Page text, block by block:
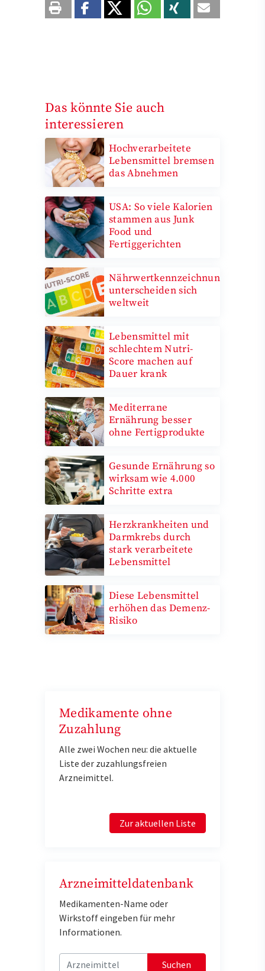
Das könnte Sie auch
interessieren
Hochverarbeitete
Lebensmittel bremsen
das Abnehmen
USA: So viele Kalorien
stammen aus Junk
Food und
Fertiggerichten
Nährwertkennzeichnungen
unterscheiden sich
weltweit
Lebensmittel mit
schlechtem Nutri-
Score machen auf
Dauer krank
Mediterrane
Ernährung besser
ohne Fertigprodukte
Gesunde Ernährung so
wirksam wie 4.000
Schritte extra
Herzkrankheiten und
Darmkrebs durch
stark verarbeitete
Lebensmittel
Diese Lebensmittel
erhöhen das Demenz-
Risiko
Medikamente ohne
Zuzahlung
Alle zwei Wochen neu: die aktuelle
Liste der zuzahlungsfreien
Arzneimittel.
Zur aktuellen Liste
Arzneimitteldatenbank
Medikamenten-Name oder
Wirkstoff eingeben für mehr
Informationen.
Suchen